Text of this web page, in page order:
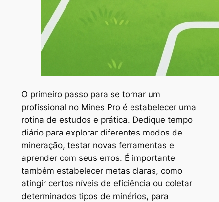
O primeiro passo para se tornar um
profissional no Mines Pro é estabelecer uma
rotina de estudos e prática. Dedique tempo
diário para explorar diferentes modos de
mineração, testar novas ferramentas e
aprender com seus erros. É importante
também estabelecer metas claras, como
atingir certos níveis de eficiência ou coletar
determinados tipos de minérios, para